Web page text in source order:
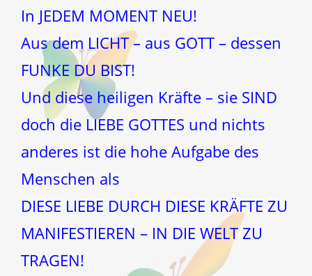
In JEDEM MOMENT NEU!
Aus dem LICHT – aus GOTT – dessen
FUNKE DU BIST!
Und diese heiligen Kräfte – sie SIND
doch die LIEBE GOTTES und nichts
anderes ist die hohe Aufgabe des
Menschen als
DIESE LIEBE DURCH DIESE KRÄFTE ZU
MANIFESTIEREN – IN DIE WELT ZU
TRAGEN!